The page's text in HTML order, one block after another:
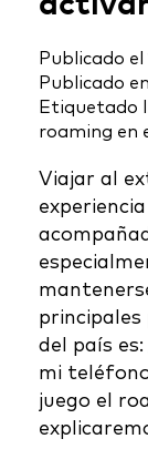
Publicado el
Publicado en
Etiquetado
roaming en
Viajar al
del país
mi
juego el